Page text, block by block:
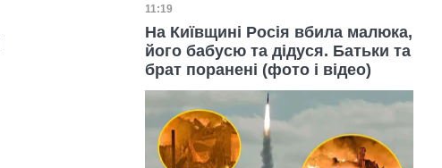
Дата публікації
11:19
На Київщині Росія вбила малюка,
його бабусю та дідуся. Батьки та
брат поранені (фото і відео)